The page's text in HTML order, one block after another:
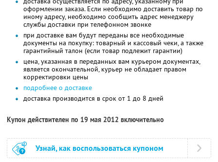
оформлении заказа. Если необходимо доставить товар по
иному адресу, необходимо сообщить адрес менеджеру
службы доставки при телефонном звонке
при доставке вам будут переданы все необходимые
документы на покупку: товарный и кассовый чеки, а также
гарантийный талон (если товар подлежит гарантии)
цена, указанная в переданных вам курьером документах,
является окончательной, курьер не обладает правом
корректировки цены
подробнее о доставке
доставка производится в срок от 1 до 8 дней
Купон действителен по 19 мая 2012 включительно
Узнай, как воспользоваться купоном